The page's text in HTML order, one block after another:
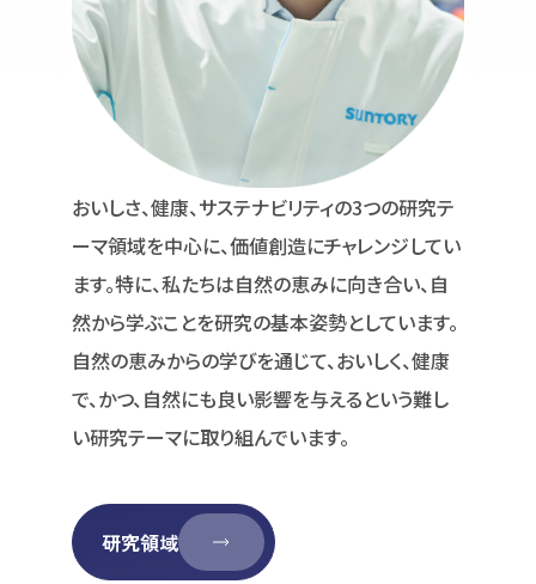
おいしさ、健康、サステナビリティの3つの研究テ
ーマ領域を中心に、価値創造にチャレンジしてい
ます。特に、私たちは自然の恵みに向き合い、自
然から学ぶことを研究の基本姿勢としています。
自然の恵みからの学びを通じて、おいしく、健康
で、かつ、自然にも良い影響を与えるという難し
い研究テーマに取り組んでいます。
研究領域